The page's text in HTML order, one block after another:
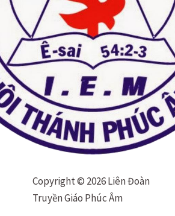
Copyright © 2026 Liên Đoàn
Truyền Giáo Phúc Âm